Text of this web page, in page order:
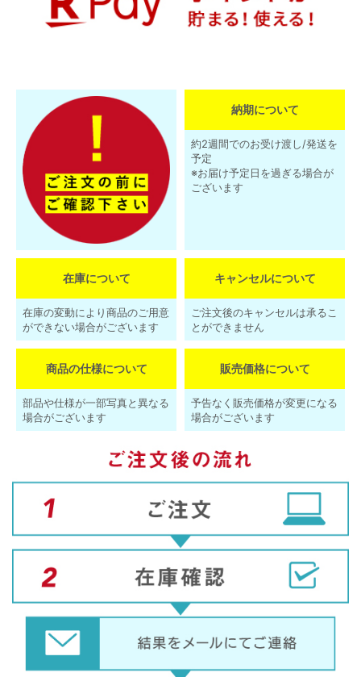
納期について
約2週間でのお受け渡し/発送を
予定
※お届け予定日を過ぎる場合が
ございます
在庫について
在庫の変動により商品のご用意
ができない場合がございます
キャンセルについて
ご注文後のキャンセルは承るこ
とができません
商品の仕様について
部品や仕様が一部写真と異なる
場合がございます
販売価格について
予告なく販売価格が変更になる
場合がございます